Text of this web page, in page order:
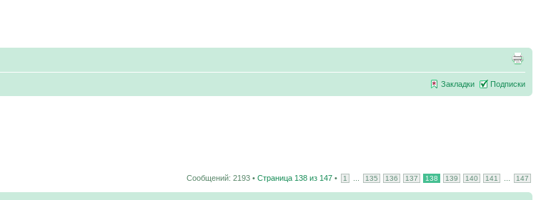
Закладки Подписки
Сообщений: 2193 • Страница 138 из 147 • 1 135 136 137 138 139 140 141 147